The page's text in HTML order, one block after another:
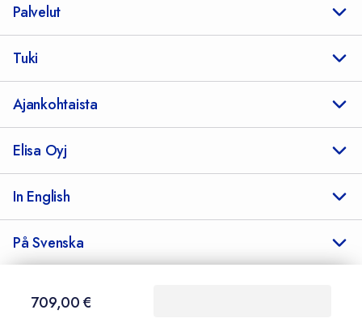
709,00 €
709,00€
Palvelut
Tuki
Ajankohtaista
Elisa Oyj
In English
På Svenska
Sopimusehdot